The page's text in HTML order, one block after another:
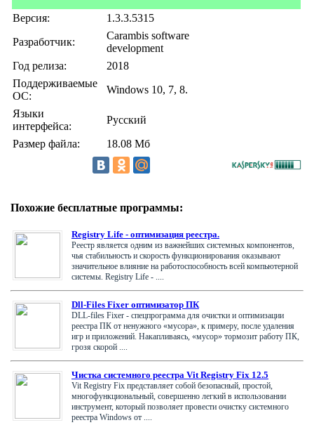
Версия:
1.3.3.5315
Разработчик:
Carambis software
development
Год релиза:
2018
Поддерживаемые
ОС:
Windows 10, 7, 8.
Языки
интерфейса:
Русский
Размер файла:
18.08 Мб
Похожие бесплатные программы:
Registry Life - оптимизация реестра.
Реестр является одним из важнейших системных компонентов,
чья стабильность и скорость функционирования оказывают
значительное влияние на работоспособность всей компьютерной
системы. Registry Life - ....
Dll-Files Fixer оптимизатор ПК
DLL-files Fixer - спецпрограмма для очистки и оптимизации
реестра ПК от ненужного «мусора», к примеру, после удаления
игр и приложений. Накапливаясь, «мусор» тормозит работу ПК,
грозя скорой ....
Чистка системного реестра Vit Registry Fix 12.5
Vit Registry Fix представляет собой безопасный, простой,
многофункциональный, совершенно легкий в использовании
инструмент, который позволяет провести очистку системного
реестра Windows от ....